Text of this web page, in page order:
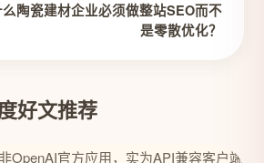
陶瓷建材企业必须做整站SEO而不
是零散优化？
好文推荐